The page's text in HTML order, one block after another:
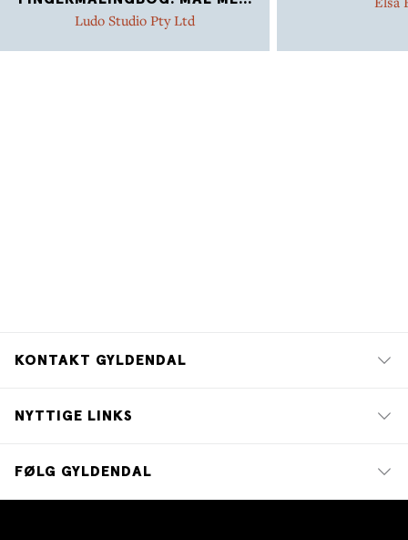
Ludo Studio Pty Ltd
KONTAKT GYLDENDAL
NYTTIGE LINKS
FØLG GYLDENDAL